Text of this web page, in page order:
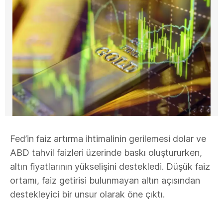
Fed’in faiz artırma ihtimalinin gerilemesi dolar ve
ABD tahvil faizleri üzerinde baskı oluştururken,
altın fiyatlarının yükselişini destekledi. Düşük faiz
ortamı, faiz getirisi bulunmayan altın açısından
destekleyici bir unsur olarak öne çıktı.